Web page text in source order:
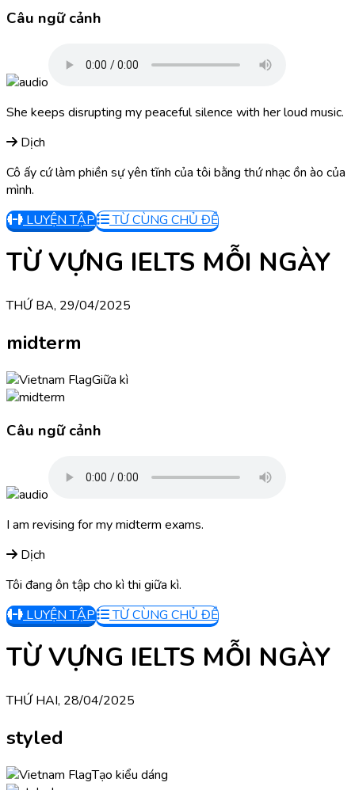
Câu ngữ cảnh
She keeps disrupting my peaceful silence with her loud music.
Dịch
Cô ấy cứ làm phiền sự yên tĩnh của tôi bằng thứ nhạc ồn ào của
mình.
LUYỆN TẬP
TỪ CÙNG CHỦ ĐỀ
TỪ VỰNG IELTS MỖI NGÀY
THỨ BA, 29/04/2025
midterm
Giữa kì
Câu ngữ cảnh
I am revising for my midterm exams.
Dịch
Tôi đang ôn tập cho kì thi giữa kì.
LUYỆN TẬP
TỪ CÙNG CHỦ ĐỀ
TỪ VỰNG IELTS MỖI NGÀY
THỨ HAI, 28/04/2025
styled
Tạo kiểu dáng